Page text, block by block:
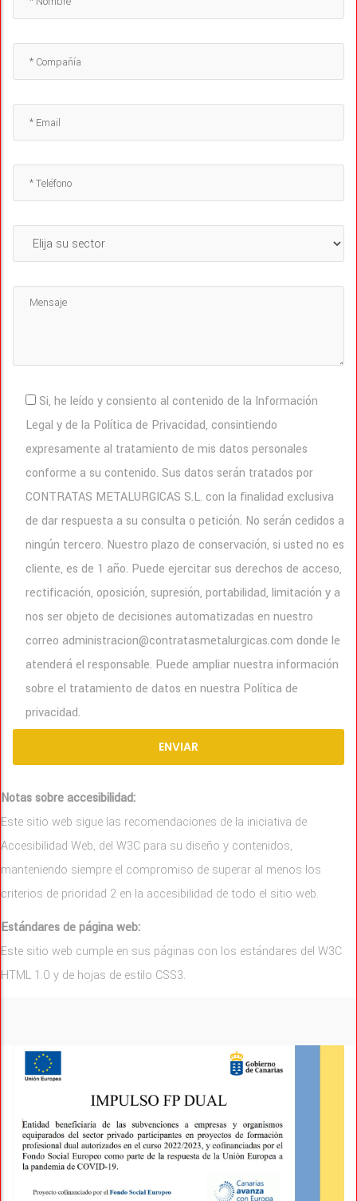
Si, he leído y consiento al contenido de la Información
Legal y de la Política de Privacidad, consintiendo
expresamente al tratamiento de mis datos personales
conforme a su contenido. Sus datos serán tratados por
CONTRATAS METALURGICAS S.L. con la finalidad exclusiva
de dar respuesta a su consulta o petición. No serán cedidos a
ningún tercero. Nuestro plazo de conservación, si usted no es
cliente, es de 1 año. Puede ejercitar sus derechos de acceso,
rectificación, oposición, supresión, portabilidad, limitación y a
nos ser objeto de decisiones automatizadas en nuestro
correo administracion@contratasmetalurgicas.com donde le
atenderá el responsable. Puede ampliar nuestra información
sobre el tratamiento de datos en nuestra Política de
privacidad.
Notas sobre accesibilidad:
Este sitio web sigue las recomendaciones de la iniciativa de
Accesibilidad Web, del W3C para su diseño y contenidos,
manteniendo siempre el compromiso de superar al menos los
criterios de prioridad 2 en la accesibilidad de todo el sitio web.
Estándares de página web:
Este sitio web cumple en sus páginas con los estándares del W3C
HTML 1.0 y de hojas de estilo CSS3.